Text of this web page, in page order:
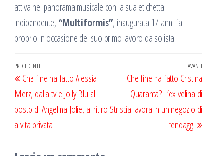
attiva nel panorama musicale con la sua etichetta
indipendente, “Multiformis”, inaugurata 17 anni fa
proprio in occasione del suo primo lavoro da solista.
Navigazione
articoli
Articolo
precedente
PRECEDENTE
Che fine ha fatto Alessia
Merz, dalla tv e Jolly Blu al
posto di Angelina Jolie, al ritiro
a vita privata
AVANTI
Che fine ha fatto Cristina
Quaranta? L’ex velina di
Striscia lavora in un negozio di
tendaggi